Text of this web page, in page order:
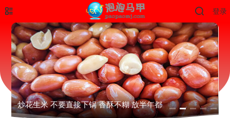
登录
十大健康食物排行榜 排名第一的没想到是它
关于本站网盘访问密码的说明